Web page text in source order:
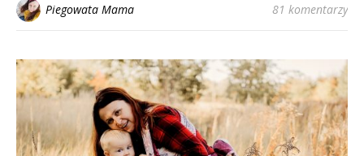
Piegowata Mama 81 komentarzy